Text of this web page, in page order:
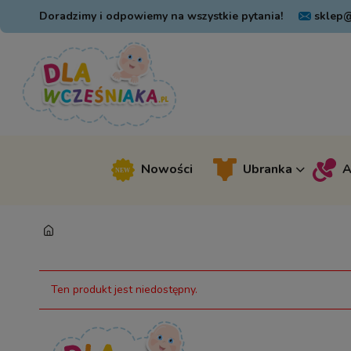
Doradzimy i odpowiemy na wszystkie pytania!
Nowości Ubranka
Ten produkt jest niedostępny.